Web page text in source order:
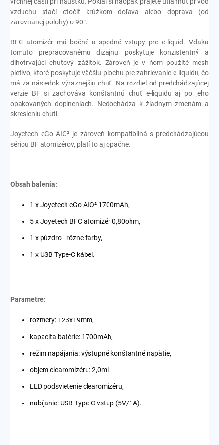
vzduchu stačí otočiť krúžkom doľava alebo doprava (od
zarovnanej polohy) o 90°.
BFC atomizér má bočné a spodné vstupy pre e-liquid. Vďaka
tomuto prepracovanému dizajnu poskytuje konzistentný a
dlhotrvajúci chuťový zážitok. Zároveň je v ňom použité mesh
pletivo, ktoré poskytuje väčšiu plochu pre zahrievanie e-liquidu, čo
má za následok výraznejšiu chuť. Na rozdiel od predchádzajúcej
verzie BF si zachováva konštantnú chuť e-liquidu aj po jeho
opakovaných doplneniach. Nedochádza k žiadnym zmenám a
skresleniu chuti.
Joyetech eGo AIO² je zároveň kompatibilná s predchádzajúcou
sériou BF atomizérov, platí to aj opačne.
Obsah balenia:
1 x Joyetech eGo AIO² 1700mAh,
5 x Joyetech BFC atomizér 0,80ohm,
1 x púzdro - rôzne farby,
1 x USB Type-C kábel.
Parametre:
rozmery: 123x19mm,
kapacita batérie: 1700mAh,
režim napájania: výstupné konštantné napätie,
objem clearomizéru: 2,0ml,
LED podsvietenie clearomizéru,
nabíjanie: USB Type-C vstup (5V/1A).